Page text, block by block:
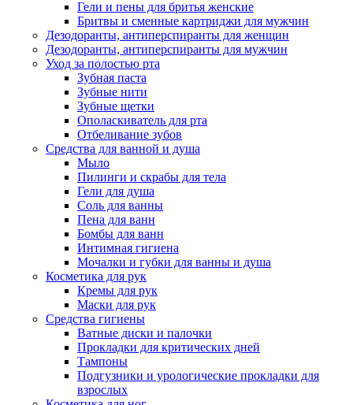
Гели и пены для бритья женские
Бритвы и сменные картриджи для мужчин
Дезодоранты, антиперспиранты для женщин
Дезодоранты, антиперспиранты для мужчин
Уход за полостью рта
Зубная паста
Зубные нити
Зубные щетки
Ополаскиватель для рта
Отбеливание зубов
Средства для ванной и душа
Мыло
Пилинги и скрабы для тела
Гели для душа
Соль для ванны
Пена для ванн
Бомбы для ванн
Интимная гигиена
Мочалки и губки для ванны и душа
Косметика для рук
Кремы для рук
Маски для рук
Средства гигиены
Ватные диски и палочки
Прокладки для критических дней
Тампоны
Подгузники и урологические прокладки для
взрослых